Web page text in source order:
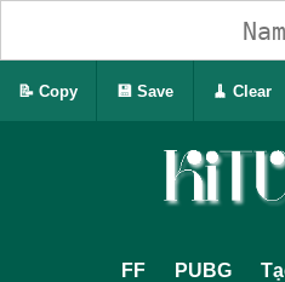
FF PUBG
📝 Copy 💾 Save 🧹 Clear